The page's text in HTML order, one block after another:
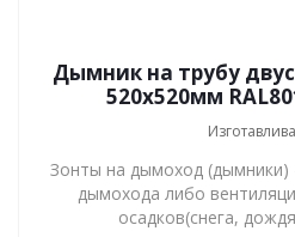
Дымник на трубу
520x520мм
Зонты на дымоход
дымохода либо
осадков(снега,